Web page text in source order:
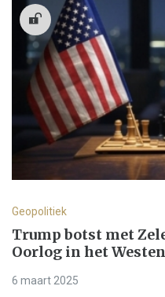
Geopolitiek
Trump botst met
Oorlog in het
6 maart 2025